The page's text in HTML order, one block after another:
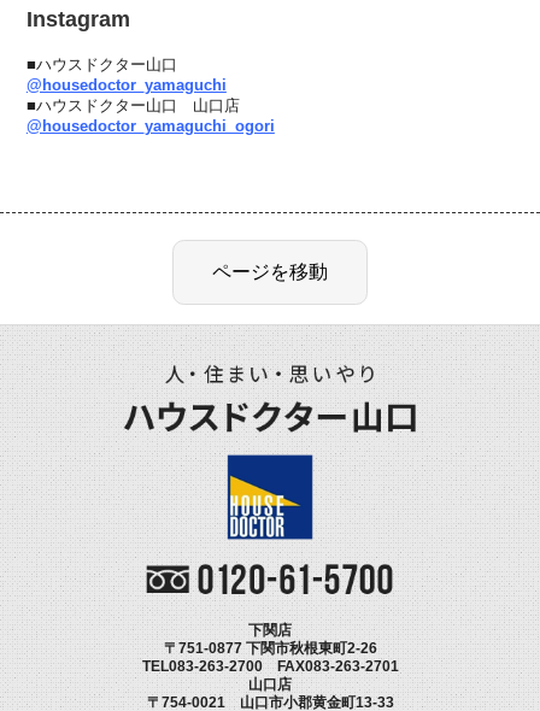
Instagram
■ハウスドクター山口
@housedoctor_yamaguchi
■ハウスドクター山口 山口店
@housedoctor_yamaguchi_ogori
下関店
〒751-0877 下関市秋根東町2-26
TEL083-263-2700 FAX083-263-2701
山口店
〒754-0021 山口市小郡黄金町13-33